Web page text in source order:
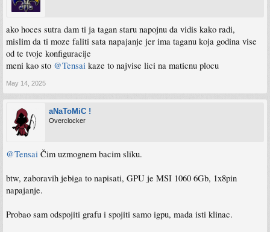
ako hoces sutra dam ti ja tagan staru napojnu da vidis kako radi,
mislim da ti moze faliti sata napajanje jer ima taganu koja godina vise
od te tvoje konfiguracije
meni kao sto @Tensai kaze to najvise lici na maticnu plocu
May 14, 2025
aNaToMiC !
Overclocker
@Tensai Čim uzmognem bacim sliku.
btw, zaboravih jebiga to napisati, GPU je MSI 1060 6Gb, 1x8pin
napajanje.
Probao sam odspojiti grafu i spojiti samo igpu, mada isti klinac.